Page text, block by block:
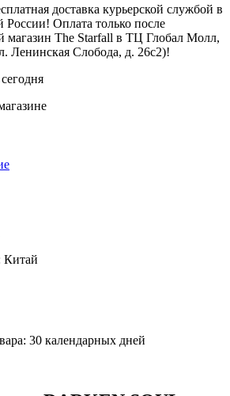
доставка курьерской службой в
Оплата только после
магазин The Starfall в ТЦ Глобал Молл,
Ленинская Слобода, д. 26с2)!
Китай
30 календарных дней